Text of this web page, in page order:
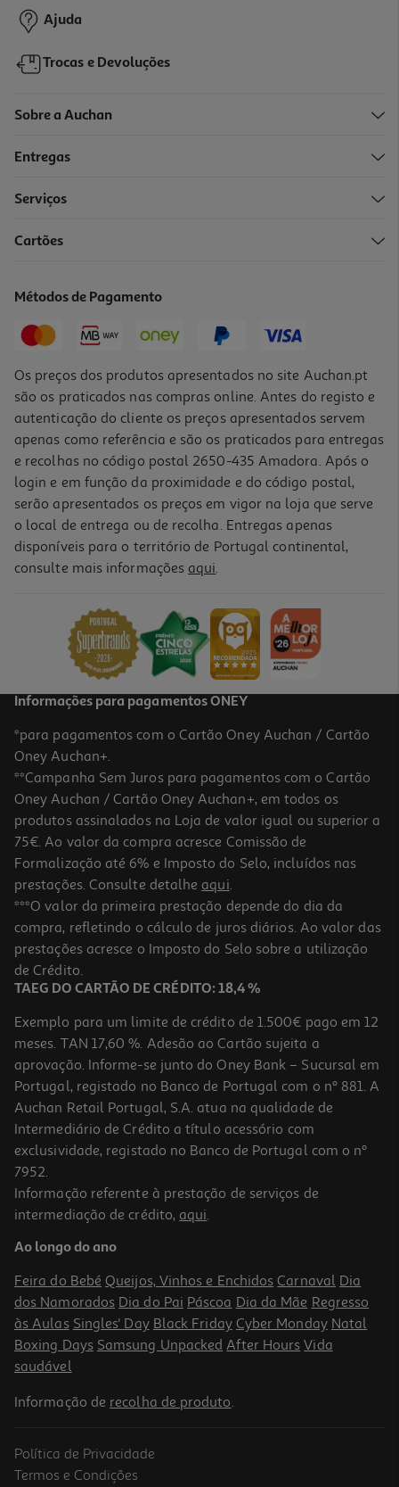
Figuras Básicas Minnie Modelos Sortidos
Figuras Básica Minnie Pack 5
12.99 €/un
12,99 €
Patinho De Borracha Disney Modelos Sortidos
2.99 €/un
2,99 €
Ajuda
Trocas e Devoluções
Sobre a Auchan
Entregas
Serviços
Cartões
Métodos de Pagamento
Os preços dos produtos apresentados no site Auchan.pt
são os praticados nas compras online. Antes do registo e
autenticação do cliente os preços apresentados servem
apenas como referência e são os praticados para entregas
e recolhas no código postal 2650-435 Amadora. Após o
login e em função da proximidade e do código postal,
serão apresentados os preços em vigor na loja que serve
o local de entrega ou de recolha. Entregas apenas
disponíveis para o território de Portugal continental,
consulte mais informações aqui.
Informações para pagamentos ONEY
*para pagamentos com o Cartão Oney Auchan / Cartão
Oney Auchan+.
**Campanha Sem Juros para pagamentos com o Cartão
Oney Auchan / Cartão Oney Auchan+, em todos os
produtos assinalados na Loja de valor igual ou superior a
75€. Ao valor da compra acresce Comissão de
Formalização até 6% e Imposto do Selo, incluídos nas
prestações. Consulte detalhe aqui.
***O valor da primeira prestação depende do dia da
compra, refletindo o cálculo de juros diários. Ao valor das
prestações acresce o Imposto do Selo sobre a utilização
de Crédito.
TAEG DO CARTÃO DE CRÉDITO: 18,4 %
Exemplo para um limite de crédito de 1.500€ pago em 12
meses. TAN 17,60 %. Adesão ao Cartão sujeita a
aprovação. Informe-se junto do Oney Bank – Sucursal em
Portugal, registado no Banco de Portugal com o nº 881. A
Auchan Retail Portugal, S.A. atua na qualidade de
Intermediário de Crédito a título acessório com
exclusividade, registado no Banco de Portugal com o nº
7952.
Informação referente à prestação de serviços de
intermediação de crédito, aqui.
Ao longo do ano
Feira do Bebé Queijos, Vinhos e Enchidos Carnaval Dia
dos Namorados Dia do Pai Páscoa Dia da Mãe Regresso
às Aulas Singles' Day Black Friday Cyber Monday Natal
Boxing Days Samsung Unpacked After Hours Vida
saudável
Informação de recolha de produto.
Política de Privacidade
Termos e Condições